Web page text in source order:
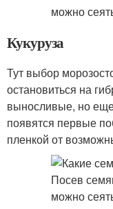
Кукуруза
Тут выбор
остановиться на
выносливые, но
появятся первые
пленкой от